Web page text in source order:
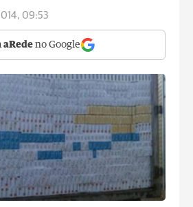
09:53
aRede no Google